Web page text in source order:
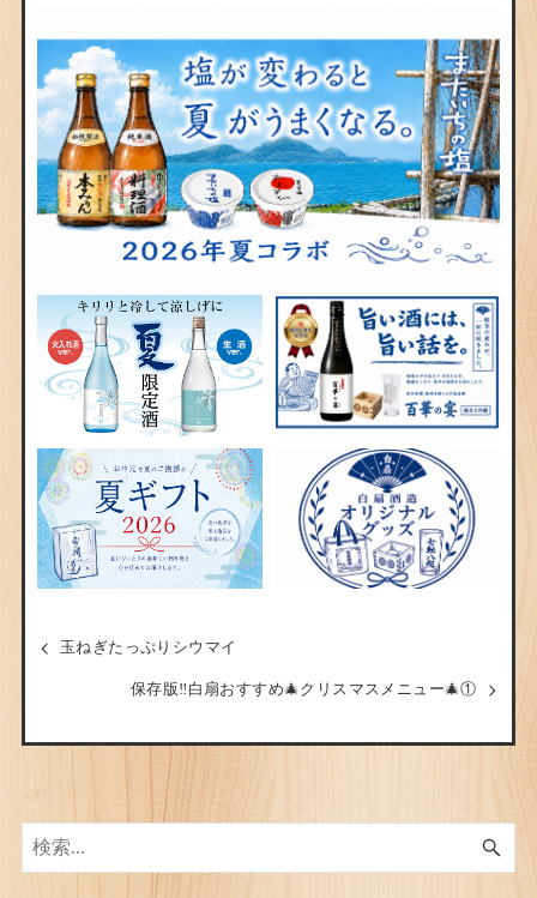
玉ねぎたっぷりシウマイ
保存版‼︎白扇おすすめ🎄クリスマスメニュー🎄①